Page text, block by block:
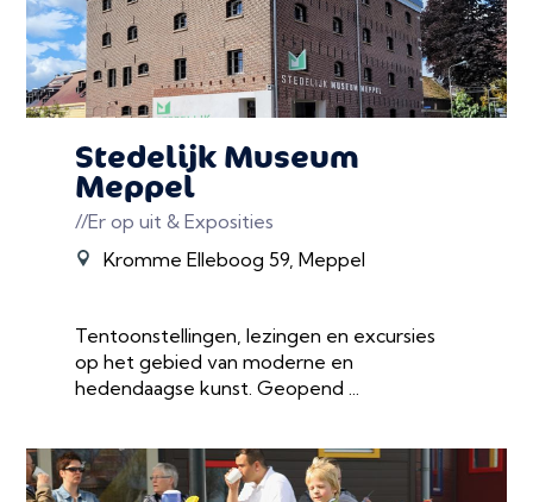
Stedelijk Museum
Meppel
//Er op uit & Exposities
Kromme Elleboog 59, Meppel
Tentoonstellingen, lezingen en excursies
op het gebied van moderne en
hedendaagse kunst. Geopend ...